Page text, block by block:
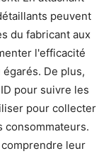
peuvent
du fabricant aux
l'efficacité
De plus,
pour suivre les
pour collecter
consommateurs.
leur